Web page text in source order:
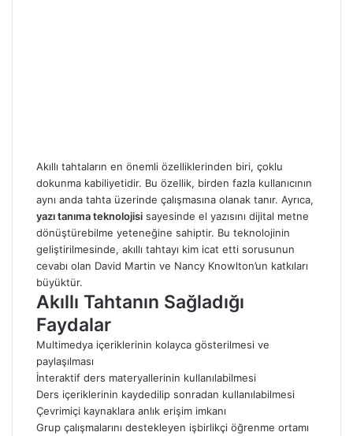
Akıllı tahtaların en önemli özelliklerinden biri, çoklu
dokunma kabiliyetidir. Bu özellik, birden fazla kullanıcının
aynı anda tahta üzerinde çalışmasına olanak tanır. Ayrıca,
yazı tanıma teknolojisi sayesinde el yazısını dijital metne
dönüştürebilme yeteneğine sahiptir. Bu teknolojinin
geliştirilmesinde, akıllı tahtayı kim icat etti sorusunun
cevabı olan David Martin ve Nancy Knowlton’un katkıları
büyüktür.
Akıllı Tahtanın Sağladığı
Faydalar
Multimedya içeriklerinin kolayca gösterilmesi ve
paylaşılması
İnteraktif ders materyallerinin kullanılabilmesi
Ders içeriklerinin kaydedilip sonradan kullanılabilmesi
Çevrimiçi kaynaklara anlık erişim imkanı
Grup çalışmalarını destekleyen işbirlikçi öğrenme ortamı